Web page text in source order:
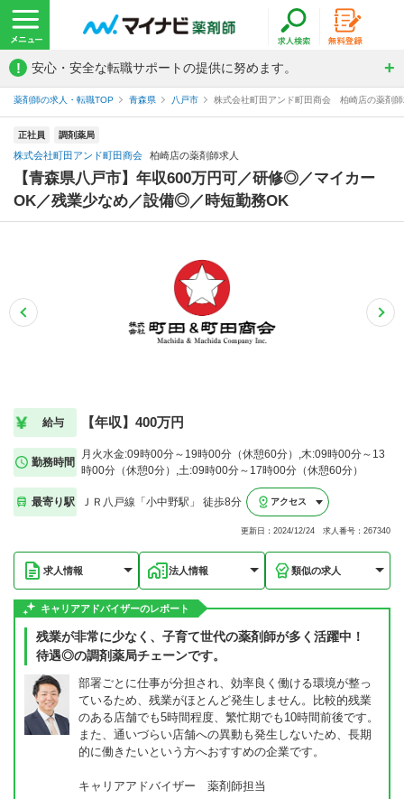
! 安心・安全な転職サポートの提供に努めます。
薬剤師の求人・転職TOP 青森県 八戸市 株式会社町田アンド町田商会 柏崎店の薬剤
正社員 調剤薬局
株式会社町田アンド町田商会 柏崎店の薬剤師求人
【青森県八戸市】年収600万円可／研修◎／マイカー
OK／残業少なめ／設備◎／時短勤務OK
給与 【年収】400万円
勤務時間
月火水金:09時00分～19時00分（休憩60分）,木:09時00分～13
時00分（休憩0分）,土:09時00分～17時00分（休憩60分）
最寄り駅 ＪＲ八戸線「小中野駅」 徒歩8分 アクセス
更新日：2024/12/24 求人番号：267340
求人情報 法人情報 類似の求人
キャリアアドバイザーのレポート
残業が非常に少なく、子育て世代の薬剤師が多く活躍中！
待遇◎の調剤薬局チェーンです。
部署ごとに仕事が分担され、効率良く働ける環境が整っ
ているため、残業がほとんど発生しません。比較的残業
のある店舗でも5時間程度、繁忙期でも10時間前後です。
また、通いづらい店舗への異動も発生しないため、長期
的に働きたいという方へおすすめの企業です。
キャリアアドバイザー 薬剤師担当